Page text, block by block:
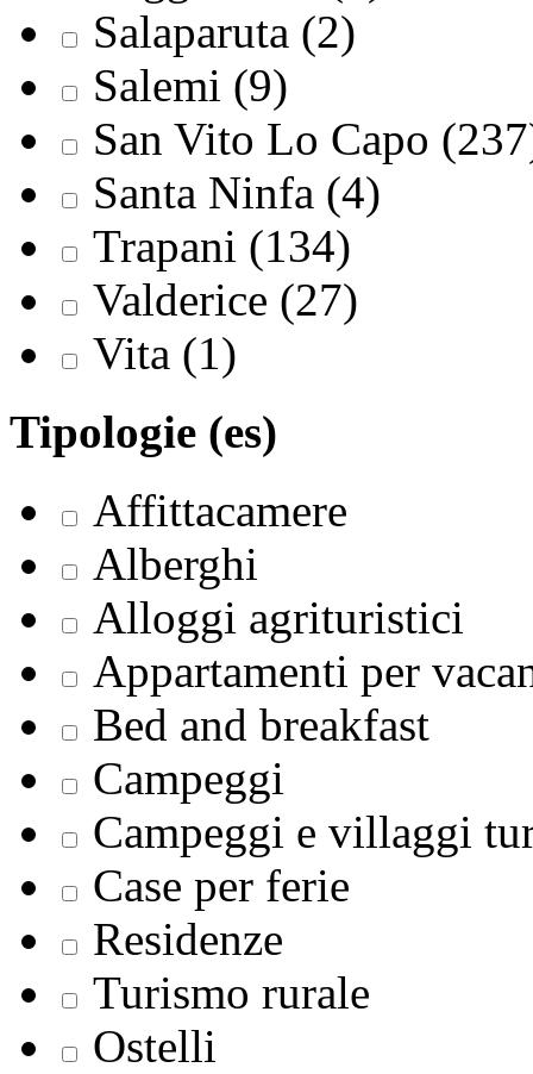
Salaparuta (2)
Salemi (9)
San Vito Lo Capo
Santa Ninfa (4)
Trapani (134)
Valderice (27)
Vita (1)
Tipologie (es)
Affittacamere
Alberghi
Alloggi agrituristici
Appartamenti per
Bed and breakfast
Campeggi
Campeggi e villaggi
Case per ferie
Residenze
Turismo rurale
Ostelli